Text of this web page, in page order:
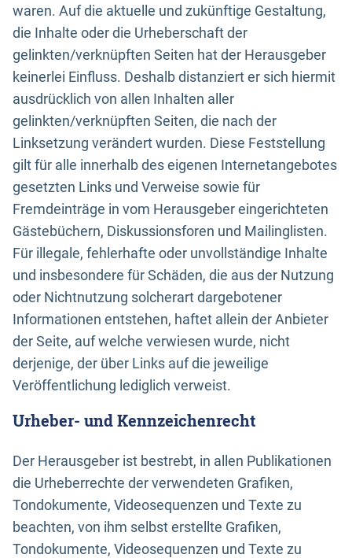
waren. Auf die aktuelle und zukünftige Gestaltung,
die Inhalte oder die Urheberschaft der
gelinkten/verknüpften Seiten hat der Herausgeber
keinerlei Einfluss. Deshalb distanziert er sich hiermit
ausdrücklich von allen Inhalten aller
gelinkten/verknüpften Seiten, die nach der
Linksetzung verändert wurden. Diese Feststellung
gilt für alle innerhalb des eigenen Internetangebotes
gesetzten Links und Verweise sowie für
Fremdeinträge in vom Herausgeber eingerichteten
Gästebüchern, Diskussionsforen und Mailinglisten.
Für illegale, fehlerhafte oder unvollständige Inhalte
und insbesondere für Schäden, die aus der Nutzung
oder Nichtnutzung solcherart dargebotener
Informationen entstehen, haftet allein der Anbieter
der Seite, auf welche verwiesen wurde, nicht
derjenige, der über Links auf die jeweilige
Veröffentlichung lediglich verweist.
Urheber- und Kennzeichenrecht
Der Herausgeber ist bestrebt, in allen Publikationen
die Urheberrechte der verwendeten Grafiken,
Tondokumente, Videosequenzen und Texte zu
beachten, von ihm selbst erstellte Grafiken,
Tondokumente, Videosequenzen und Texte zu